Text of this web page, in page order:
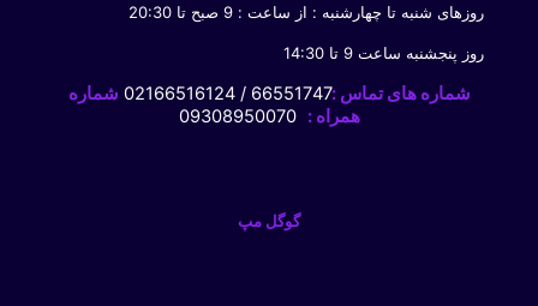
روزهای شنبه تا چهارشنبه : از ساعت : 9 صبح تا 20:30
روز پنجشنبه ساعت 9 تا 14:30
شماره های تماس :66551747 / 02166516124
شماره
همراه : 09308950070
گوگل مپ